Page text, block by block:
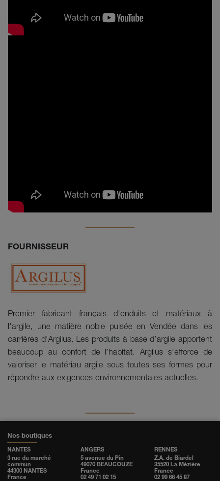
FOURNISSEUR
Premier fabricant français d'enduits et matériaux à
l'argile, une matière noble puisée en Vendée dans les
carrières d'Argilus. Les produits à base d’argile apportent
beaucoup au confort de l’habitat. Argilus s’efforce de
valoriser le matériau argile sous toutes ses formes pour
répondre aux exigences environnementales actuelles.
Nos boutiques
NANTES
3 rue du marché
commun
44300 NANTES
France
ANGERS
5 avenue du Pin
49070 BEAUCOUZE
France
02 49 71 02 15
RENNES
Z.A. de Biardel
35520 La Mézière
France
02 99 66 45 87